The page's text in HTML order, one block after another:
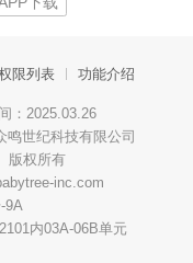
限列表 功能介绍
：2025.03.26
世纪科技有限公司
版权所有
inc.com
9A
内03A-06B单元